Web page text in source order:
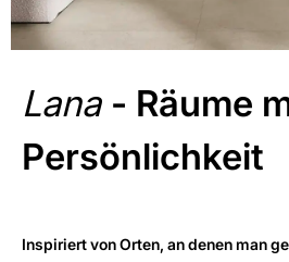
Lana - Räume
Persönlichkeit
Inspiriert von Orten, an denen man